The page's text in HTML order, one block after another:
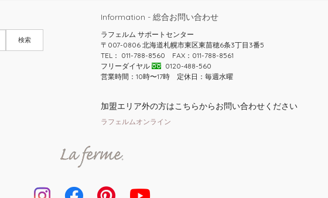
Information - 総合お問い合わせ
ラフェルム サポートセンター
〒007-0806 北海道札幌市東区東苗穂6条3丁目3番5
TEL： 011-788-8560 FAX：011-788-8561
フリーダイヤル
0120-488-560
営業時間：10時〜17時 定休日：毎週水曜
加盟エリア外の方はこちらからお問い合わせください
ラフェルムオンライン